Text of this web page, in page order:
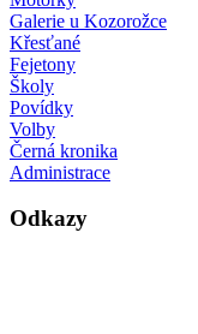
Galerie u Kozorožce
Křesťané
Fejetony
Školy
Povídky
Volby
Černá kronika
Administrace
Odkazy